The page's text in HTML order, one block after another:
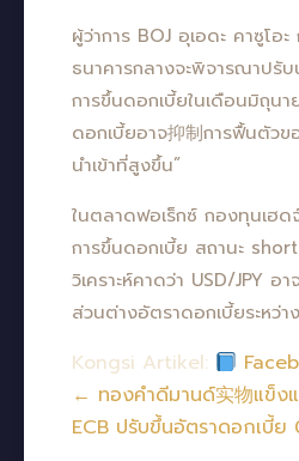
ผู้ว่าการ BOJ อุเอดะ คาซูโอ
ธนาคารกลางจะพิจารณาปรั
การขึ้นดอกเบี้ยในเดือนมิถุน
ดอกเบี้ยอาจ抑制การฟื้นตัว
นำเข้าที่สูงขึ้น”
ในตลาดฟอเร็กซ์ กองทุนเฮด
การขึ้นดอกเบี้ย สถานะ
วิเคราะห์คาดว่า USD/JPY
ส่วนต่างอัตราดอกเบี้ยระหว่
Kongsi Artikel:
← ทองคำดีมานด์实物แข็ง
ECB ปรับขึ้นอัตราดอกเบี้